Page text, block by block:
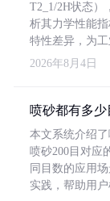
T2_1/2H状态）
析其力学性能
特性差异，为工
2026年8月4日
喷砂都有多少
本文系统介绍
喷砂200目对应
同目数的应用
实践，帮助用